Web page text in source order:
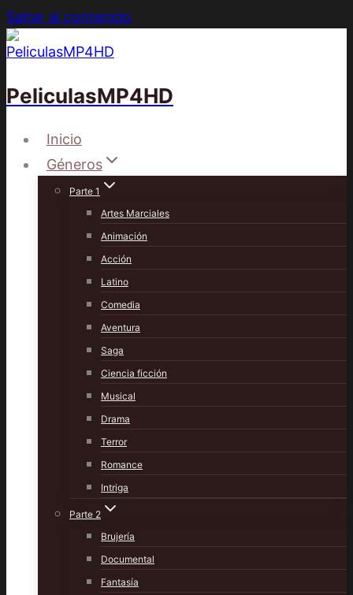
Saltar al contenido
PeliculasMP4HD
Inicio
Géneros
Parte 1
Artes Marciales
Animación
Acción
Latino
Comedia
Aventura
Saga
Ciencia ficción
Musical
Drama
Terror
Romance
Intriga
Parte 2
Brujería
Documental
Fantasía